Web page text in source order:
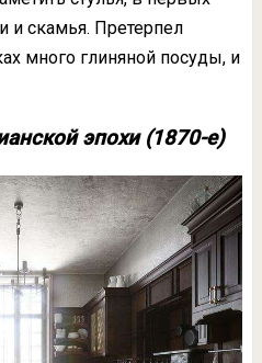
и скамья. Претерпел
много глиняной посуды, и
эпохи (1870-е)